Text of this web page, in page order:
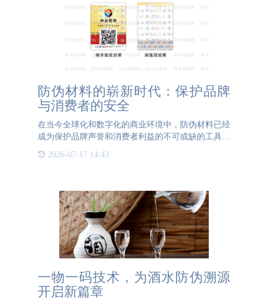
防伪材料的崭新时代：保护品牌
与消费者的安全
在当今全球化和数字化的商业环境中，防伪材料已经
成为保护品牌声誉和消费者利益的不可或缺的工具。
种有效的方式来防止假冒伪劣商品的出现。防伪材料
2026-07-17 14:43
一物一码技术，为酒水防伪溯源
开启新篇章